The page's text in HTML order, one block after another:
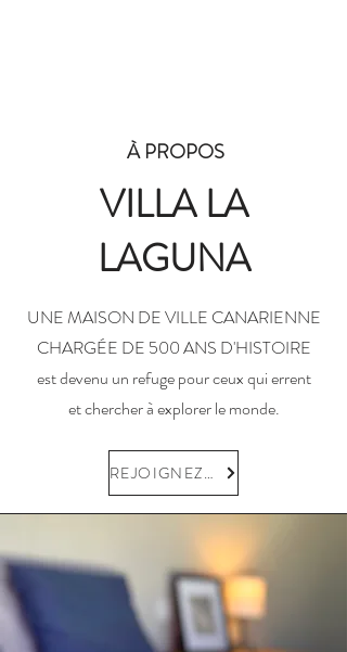
À PROPOS
VILLA LA
LAGUNA
UNE MAISON DE VILLE CANARIENNE
CHARGÉE DE 500 ANS D'HISTOIRE
est devenu un refuge pour ceux qui errent
et chercher à explorer le monde.
REJOIGNEZ-NOUS